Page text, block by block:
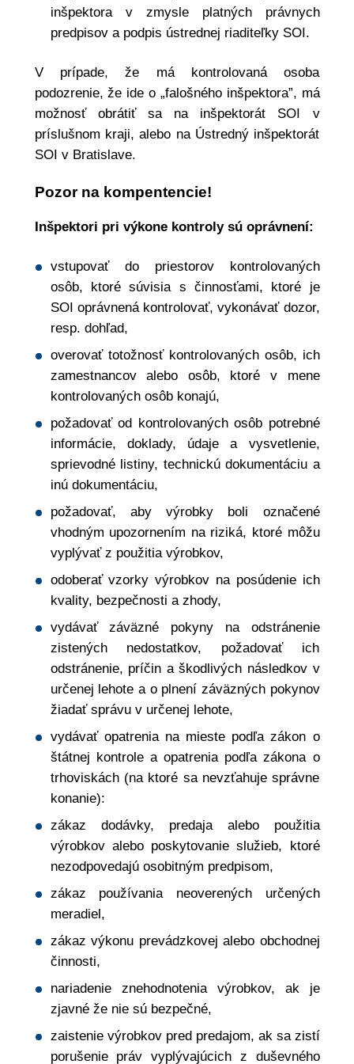
inšpektora v zmysle platných právnych
predpisov a podpis ústrednej riaditeľky SOI.
V prípade, že má kontrolovaná osoba
podozrenie, že ide o „falošného inšpektora”, má
možnosť obrátiť sa na inšpektorát SOI v
príslušnom kraji, alebo na Ústredný inšpektorát
SOI v Bratislave.
Pozor na kompentencie!
Inšpektori pri výkone kontroly sú oprávnení:
vstupovať do priestorov kontrolovaných
osôb, ktoré súvisia s činnosťami, ktoré je
SOI oprávnená kontrolovať, vykonávať dozor,
resp. dohľad,
overovať totožnosť kontrolovaných osôb, ich
zamestnancov alebo osôb, ktoré v mene
kontrolovaných osôb konajú,
požadovať od kontrolovaných osôb potrebné
informácie, doklady, údaje a vysvetlenie,
sprievodné listiny, technickú dokumentáciu a
inú dokumentáciu,
požadovať, aby výrobky boli označené
vhodným upozornením na riziká, ktoré môžu
vyplývať z použitia výrobkov,
odoberať vzorky výrobkov na posúdenie ich
kvality, bezpečnosti a zhody,
vydávať záväzné pokyny na odstránenie
zistených nedostatkov, požadovať ich
odstránenie, príčin a škodlivých následkov v
určenej lehote a o plnení záväzných pokynov
žiadať správu v určenej lehote,
vydávať opatrenia na mieste podľa zákon o
štátnej kontrole a opatrenia podľa zákona o
trhoviskách (na ktoré sa nevzťahuje správne
konanie):
zákaz dodávky, predaja alebo použitia
výrobkov alebo poskytovanie služieb, ktoré
nezodpovedajú osobitným predpisom,
zákaz používania neoverených určených
meradiel,
zákaz výkonu prevádzkovej alebo obchodnej
činnosti,
nariadenie znehodnotenia výrobkov, ak je
zjavné že nie sú bezpečné,
zaistenie výrobkov pred predajom, ak sa zistí
porušenie práv vyplývajúcich z duševného